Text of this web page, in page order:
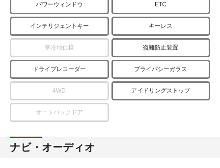
パワーウィンドウ ETC
インテリジェントキー キーレス
寒冷地仕様 盗難防止装置
ドライブレコーダー プライバシーガラス
4WD アイドリングストップ
オートバックドア
ナビ・オーディオ